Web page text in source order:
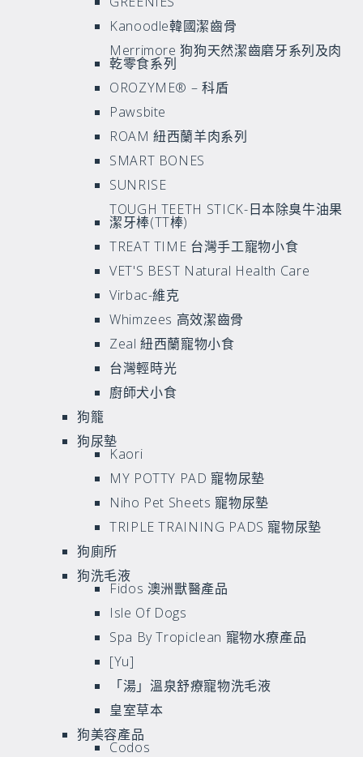
Kanoodle韓國潔齒骨
Merrimore 狗狗天然潔齒磨牙系列及肉
乾零食系列
OROZYME® – 科盾
Pawsbite
ROAM 紐西蘭羊肉系列
SMART BONES
SUNRISE
TOUGH TEETH STICK-日本除臭牛油果
潔牙棒(TT棒)
TREAT TIME 台灣手工寵物小食
VET'S BEST Natural Health Care
Virbac-維克
Whimzees 高效潔齒骨
Zeal 紐西蘭寵物小食
台灣輕時光
廚師犬小食
狗籠
狗尿墊
Kaori
MY POTTY PAD 寵物尿墊
Niho Pet Sheets 寵物尿墊
TRIPLE TRAINING PADS 寵物尿墊
狗廁所
狗洗毛液
Fidos 澳洲獸醫產品
Isle Of Dogs
Spa By Tropiclean 寵物水療產品
[Yu]
「湯」溫泉舒療寵物洗毛液
皇室草本
狗美容產品
Codos